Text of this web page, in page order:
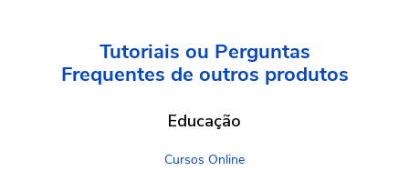
Tutoriais ou Perguntas
Frequentes de outros produtos
Educação
Cursos Online